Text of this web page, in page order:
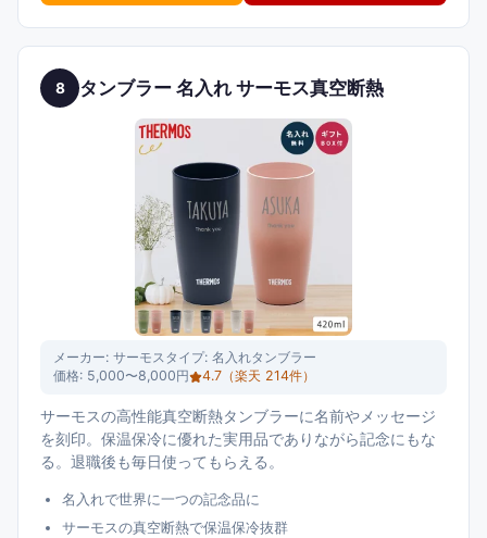
8 タンブラー 名入れ サーモス真空断熱
メーカー: サーモスタイプ: 名入れタンブラー
価格: 5,000〜8,000円 4.7 （楽天 214件）
サーモスの高性能真空断熱タンブラーに名前やメッセージ
を刻印。保温保冷に優れた実用品でありながら記念にもな
る。退職後も毎日使ってもらえる。
名入れで世界に一つの記念品に
サーモスの真空断熱で保温保冷抜群